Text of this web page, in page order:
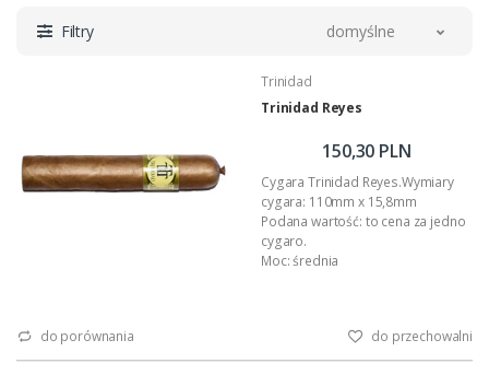
Filtry domyślne
Trinidad
Trinidad Reyes
150,30 PLN
Cygara Trinidad Reyes.Wymiary
cygara: 110mm x 15,8mm
Podana wartość: to cena za jedno
cygaro.
Moc: średnia
do porównania do przechowalni